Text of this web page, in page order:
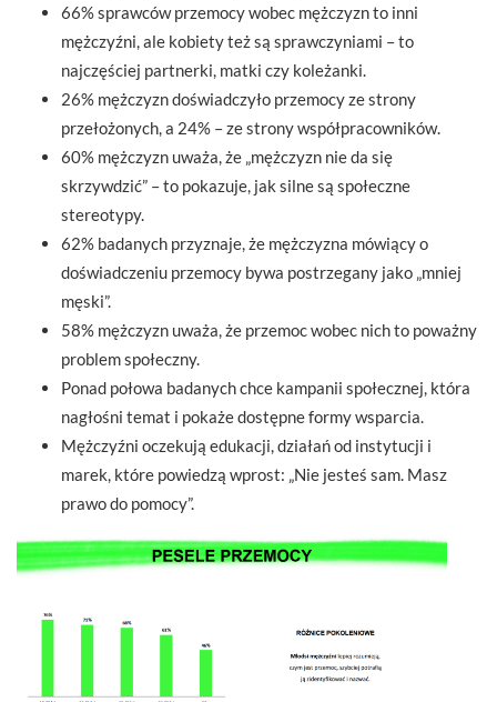
66% sprawców przemocy wobec mężczyzn to inni
mężczyźni, ale kobiety też są sprawczyniami – to
najczęściej partnerki, matki czy koleżanki.
26% mężczyzn doświadczyło przemocy ze strony
przełożonych, a 24% – ze strony współpracowników.
60% mężczyzn uważa, że „mężczyzn nie da się
skrzywdzić” – to pokazuje, jak silne są społeczne
stereotypy.
62% badanych przyznaje, że mężczyzna mówiący o
doświadczeniu przemocy bywa postrzegany jako „mniej
męski”.
58% mężczyzn uważa, że przemoc wobec nich to poważny
problem społeczny.
Ponad połowa badanych chce kampanii społecznej, która
nagłośni temat i pokaże dostępne formy wsparcia.
Mężczyźni oczekują edukacji, działań od instytucji i
marek, które powiedzą wprost: „Nie jesteś sam. Masz
prawo do pomocy”.